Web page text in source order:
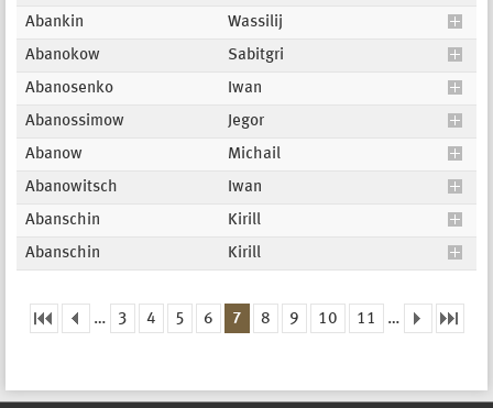
Abankin
Wassilij
Abanokow
Sabitgri
Abanosenko
Iwan
Abanossimow
Jegor
Abanow
Michail
Abanowitsch
Iwan
Abanschin
Kirill
Abanschin
Kirill
Seiten … 3 4 5 6 7 8 9 10 11 …